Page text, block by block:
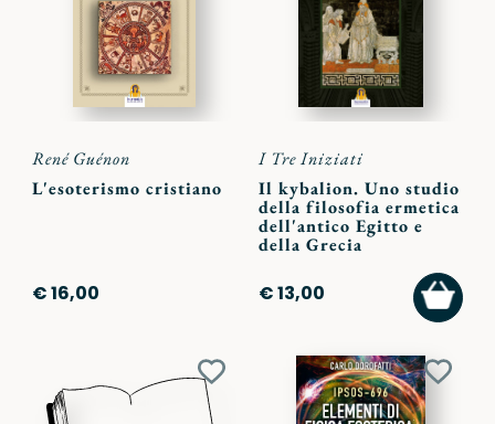
René Guénon
L'esoterismo cristiano
€ 16,00
I Tre Iniziati
Il kybalion. Uno studio
della filosofia ermetica
dell'antico Egitto e
della Grecia
€ 13,00
AL
Aggiungi
ai